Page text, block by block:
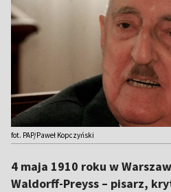
fot. PAP/Paweł Kopczyński
4 maja 1910 roku w
Waldorff-Preyss – pisarz,